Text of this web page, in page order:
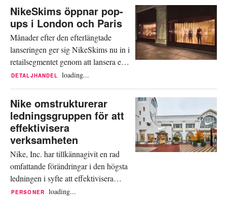
till Nikes huvudkontor i Oregon.
Utnämningen tillkännagavs enligt
uppgift i ett internt e-postmeddelande
från operativ chef Venkatesh
Alagirisamy, som flera...
NikeSkims öppnar pop-
ups i London och Paris
Månader efter den efterlängtade
lanseringen ger sig NikeSkims nu in i
retailsegmentet genom att lansera en
serie pop-up-koncept, som var och en
förstärker varumärkets identitet. Den
första platsen som varumärket har
valt för en temporär yta är Selfridges i
London, där en pop-up kommer att
finnas fram till den 5 mars. Ytan
kommer att erbjuda ett...
DETALJHANDEL loading...
Nike omstrukturerar
ledningsgruppen för att
effektivisera
verksamheten
Nike, Inc. har tillkännagivit en rad
omfattande förändringar i den högsta
ledningen i syfte att effektivisera
verksamheten, påskynda
PERSONER loading...